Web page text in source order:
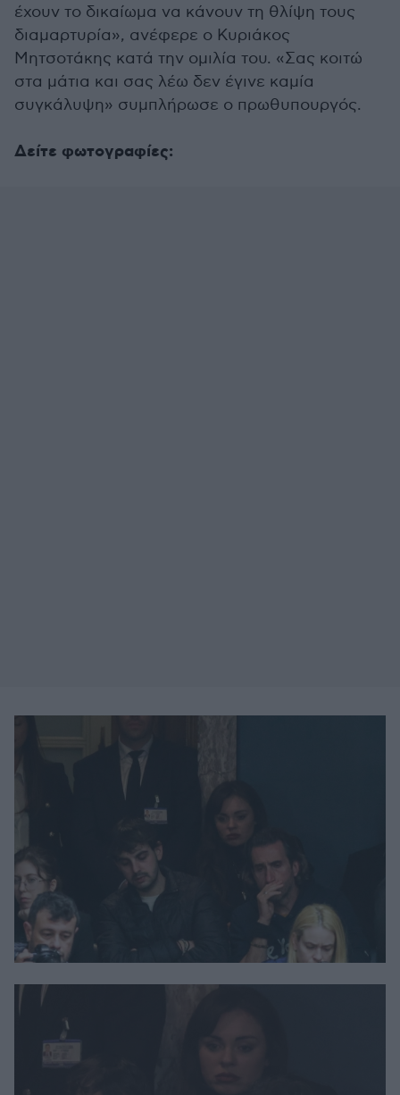
έχουν το δικαίωμα να κάνουν τη θλίψη τους
διαμαρτυρία», ανέφερε ο Κυριάκος
Μητσοτάκης κατά την ομιλία του. «Σας κοιτώ
στα μάτια και σας λέω δεν έγινε καμία
συγκάλυψη» συμπλήρωσε ο πρωθυπουργός.
Δείτε φωτογραφίες: